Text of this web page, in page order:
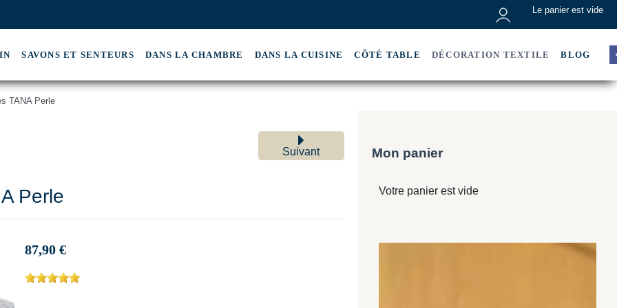
MON COMPTE
Le panier est vide
SAVONS ET SENTEURS DANS LA CHAMBRE DANS LA CUISINE CÔTÉ TABLE DÉCORATION TEXTILE BLOG
TANA Perle
Mon panier
Votre panier est vide
Suivant
Perle
87,90 €